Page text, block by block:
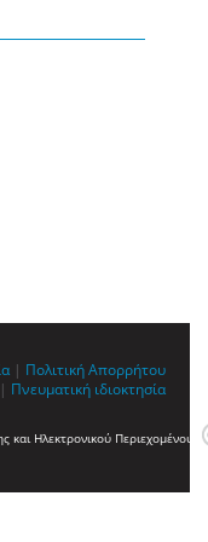
| Πολιτική Απορρήτου
| Πνευματική ιδιοκτησία
Ηλεκτρονικού Περιεχομένου